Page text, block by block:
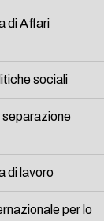
di Affari
sociali
separazione
di lavoro
per lo